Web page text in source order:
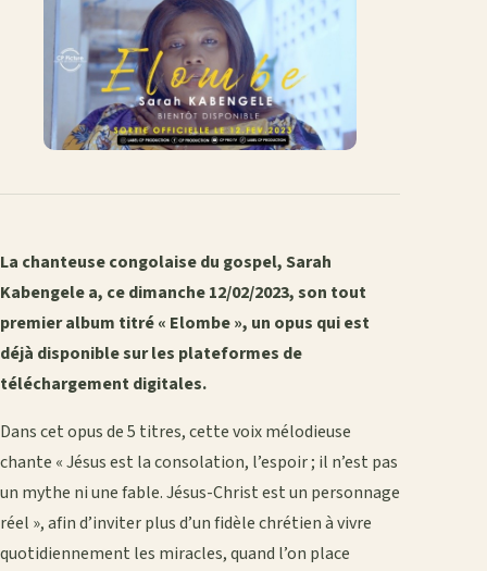
mail
La chanteuse congolaise du gospel, Sarah
Kabengele a, ce dimanche 12/02/2023, son tout
premier album titré « Elombe », un opus qui est
déjà disponible sur les plateformes de
téléchargement digitales.
Dans cet opus de 5 titres, cette voix mélodieuse
chante « Jésus est la consolation, l’espoir ; il n’est pas
un mythe ni une fable. Jésus-Christ est un personnage
réel », afin d’inviter plus d’un fidèle chrétien à vivre
quotidiennement les miracles, quand l’on place